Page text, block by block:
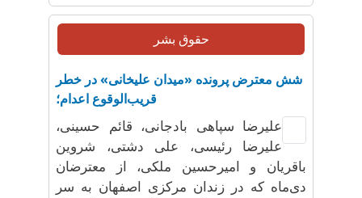
حقوق بشر
شش معترض پرونده «میدان علیخانی» در خطر
قریب‌الوقوع اعدام؛
علیرضا سپاهی بادجانی، قائم حسینی،
علیرضا رئیسی، علی دشتی، شروین
باقریان و امیرحسین ملکی، از معترضان
دی‌ماه که در زندان مرکزی اصفهان به سر